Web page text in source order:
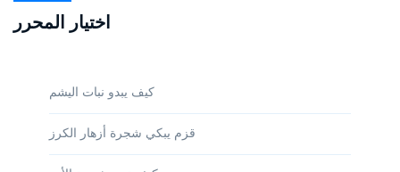
اختيار المحرر
كيف يبدو نبات اليشم
قزم يبكي شجرة أزهار الكرز